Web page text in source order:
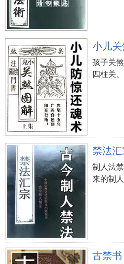
5、红砂日。
依照天干地支农历历法的优化
活便是红砂日。比如：子月午
寅月申月巳月亥月，见巳日
丑日。
6、三娘煞日。
三娘煞日也是较为了解了，关
初七、十三、十八、廿二、廿
旬初三与初七，中下旬十三与
七，作事求谋定不昌，接亲婚
寡妇不了双，架屋庭前没有人
行船定必遭沉迷于，上宫就职
7、阴阳差错日。
阴阳差错日是四柱神煞日的
他们是：丙子日，丁丑日，戊
日，癸巳日， 丙午日，丁未
戌日，癸亥日。
避讳完婚婚娶的十大凶日 各
8、十恶大败日。
小儿
孩子关
四柱关
禁法
制人法
来的制
古禁